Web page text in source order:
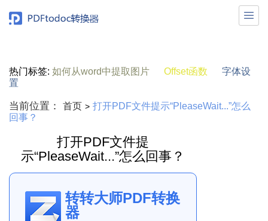

热门标签: 如何从word中提取图片 Offset函数
字体设
置
当前位置： 首页 > 打开PDF文件提示“PleaseWait...”怎么
回事？
打开PDF文件提
示“PleaseWait...”怎么回事？
转转大师PDF转换
器